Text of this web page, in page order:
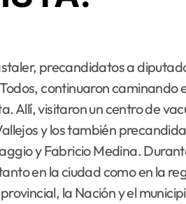
continuaron caminando
Allí, visitaron un centro de
y los también
y Fabricio Medina.
en la ciudad como en la
la Nación y el